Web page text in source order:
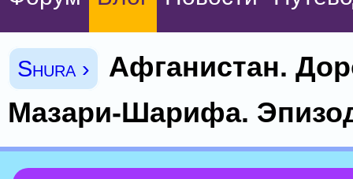
Shura ›
Афганистан.
Мазари-Шарифа.